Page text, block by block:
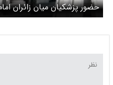
حضور پزشکیان میان زائران
رئیس‌جمهور؛ «مسعود